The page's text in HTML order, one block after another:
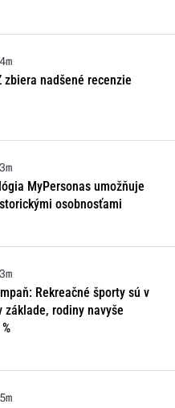
4m
zbiera nadšené recenzie
3m
MyPersonas umožňuje
osobnosťami
3m
Rekreačné športy sú v
rodiny navyše
5m